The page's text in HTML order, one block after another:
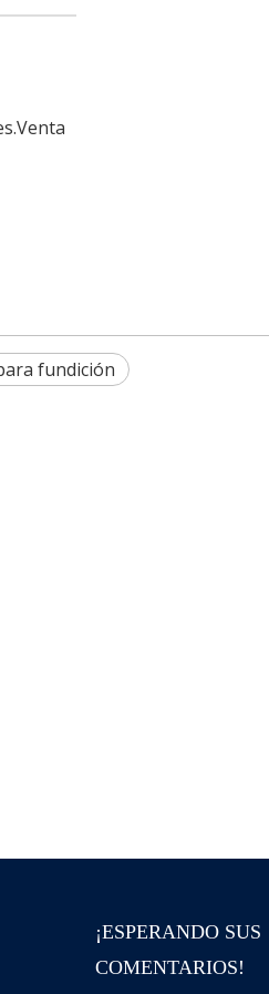
fundición
¡ESPERANDO SUS
COMENTARIOS!